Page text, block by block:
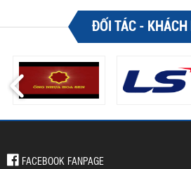
ĐỐI TÁC - KHÁCH
FACEBOOK FANPAGE